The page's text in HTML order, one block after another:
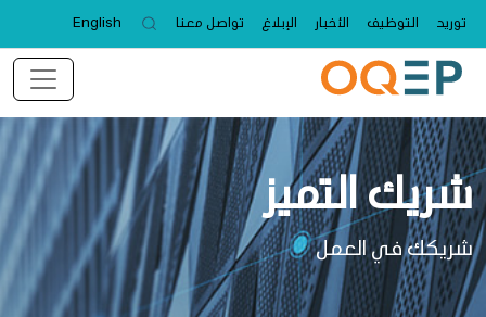
توريد التوظيف الأخبار الإبلاغ تواصل معنا English
شريك التميز
شريكك في العمل